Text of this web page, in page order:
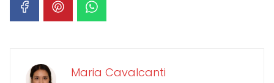
Maria Cavalcanti